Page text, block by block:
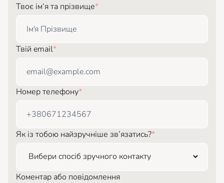
Твоє ім‘я та прізвище*
Твій email*
Номер телефону*
Як із тобою найзручніше зв’язатись?*
Коментар або повідомлення